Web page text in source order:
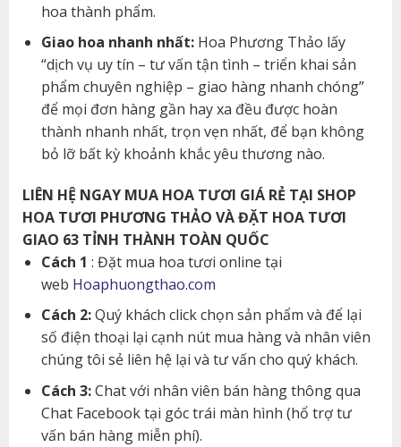
hoa thành phẩm.
Giao hoa nhanh nhất:Hoa Phương Thảo lấy
“dịch vụ uy tín – tư vấn tận tình – triển khai sản
phẩm chuyên nghiệp – giao hàng nhanh chóng”
để mọi đơn hàng gần hay xa đều được hoàn
thành nhanh nhất, trọn vẹn nhất, để bạn không
bỏ lỡ bất kỳ khoảnh khắc yêu thương nào.
LIÊN HỆ NGAY MUA HOA TƯƠI GIÁ RẺ TẠI SHOP
HOA TƯƠI PHƯƠNG THẢO VÀ ĐẶT HOA TƯƠI
GIAO 63 TỈNH THÀNH TOÀN QUỐC
Cách 1 : Đặt mua hoa tươi online tại
web Hoaphuongthao.com
Cách 2:Quý khách click chọn sản phẩm và để lại
số điện thoại lại cạnh nút mua hàng và nhân viên
chúng tôi sẻ liên hệ lại và tư vấn cho quý khách.
Cách 3:Chat với nhân viên bán hàng thông qua
Chat Facebook tại góc trái màn hình (hổ trợ tư
vấn bán hàng miễn phí).